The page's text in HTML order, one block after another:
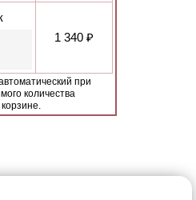
1 340 ₽
при
количества